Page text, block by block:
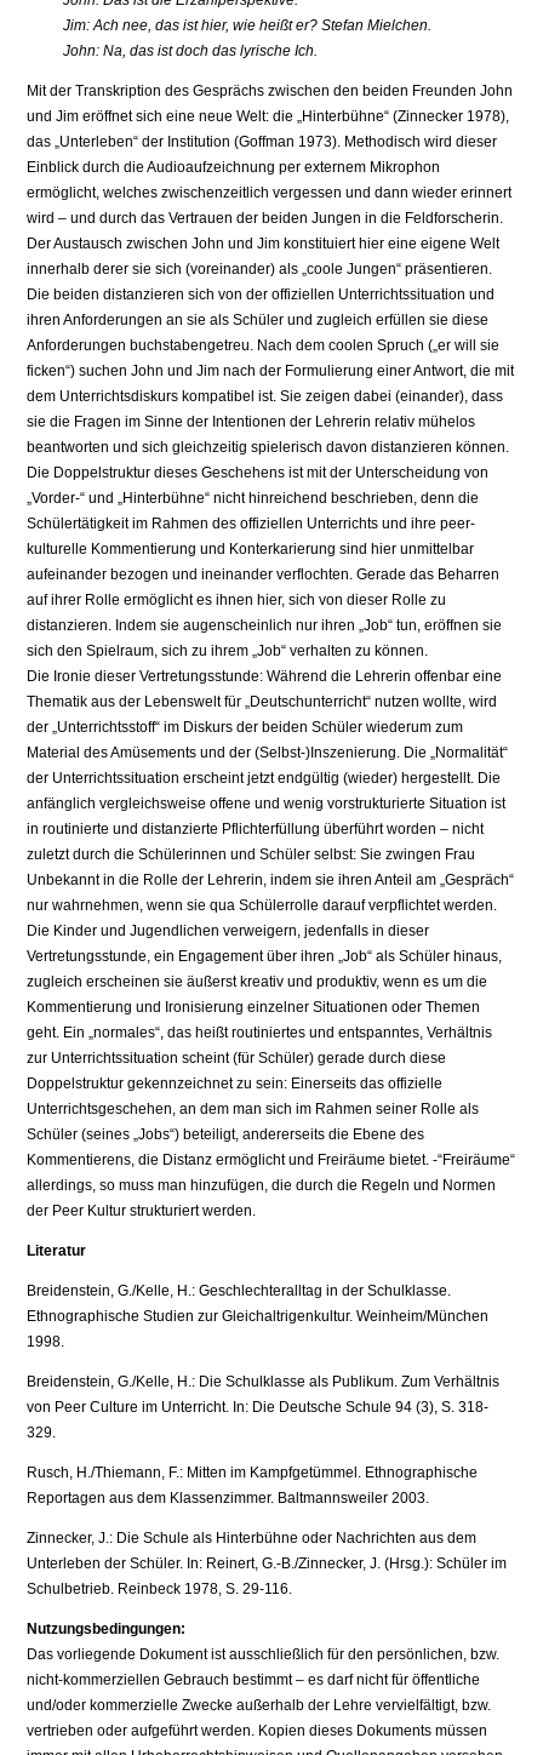
Jim: Ach nee, das ist hier, wie heißt er? Stefan Mielchen.
John: Na, das ist doch das lyrische Ich.
Mit der Transkription des Gesprächs zwischen den beiden Freunden John
und Jim eröffnet sich eine neue Welt: die „Hinterbühne“ (Zinnecker 1978),
das „Unterleben“ der Institution (Goffman 1973). Methodisch wird dieser
Einblick durch die Audioaufzeichnung per externem Mikrophon
ermöglicht, welches zwischenzeitlich vergessen und dann wieder erinnert
wird – und durch das Vertrauen der beiden Jungen in die Feldforscherin.
Der Austausch zwischen John und Jim konstituiert hier eine eigene Welt
innerhalb derer sie sich (voreinander) als „coole Jungen“ präsentieren.
Die beiden distanzieren sich von der offiziellen Unterrichtssituation und
ihren Anforderungen an sie als Schüler und zugleich erfüllen sie diese
Anforderungen buchstabengetreu. Nach dem coolen Spruch („er will sie
ficken“) suchen John und Jim nach der Formulierung einer Antwort, die mit
dem Unterrichtsdiskurs kompatibel ist. Sie zeigen dabei (einander), dass
sie die Fragen im Sinne der Intentionen der Lehrerin relativ mühelos
beantworten und sich gleichzeitig spielerisch davon distanzieren können.
Die Doppelstruktur dieses Geschehens ist mit der Unterscheidung von
„Vorder-“ und „Hinterbühne“ nicht hinreichend beschrieben, denn die
Schülertätigkeit im Rahmen des offiziellen Unterrichts und ihre peer-
kulturelle Kommentierung und Konterkarierung sind hier unmittelbar
aufeinander bezogen und ineinander verflochten. Gerade das Beharren
auf ihrer Rolle ermöglicht es ihnen hier, sich von dieser Rolle zu
distanzieren. Indem sie augenscheinlich nur ihren „Job“ tun, eröffnen sie
sich den Spielraum, sich zu ihrem „Job“ verhalten zu können.
Die Ironie dieser Vertretungsstunde: Während die Lehrerin offenbar eine
Thematik aus der Lebenswelt für „Deutschunterricht“ nutzen wollte, wird
der „Unterrichtsstoff“ im Diskurs der beiden Schüler wiederum zum
Material des Amüsements und der (Selbst-)Inszenierung. Die „Normalität“
der Unterrichtssituation erscheint jetzt endgültig (wieder) hergestellt. Die
anfänglich vergleichsweise offene und wenig vorstrukturierte Situation ist
in routinierte und distanzierte Pflichterfüllung überführt worden – nicht
zuletzt durch die Schülerinnen und Schüler selbst: Sie zwingen Frau
Unbekannt in die Rolle der Lehrerin, indem sie ihren Anteil am „Gespräch“
nur wahrnehmen, wenn sie qua Schülerrolle darauf verpflichtet werden.
Die Kinder und Jugendlichen verweigern, jedenfalls in dieser
Vertretungsstunde, ein Engagement über ihren „Job“ als Schüler hinaus,
zugleich erscheinen sie äußerst kreativ und produktiv, wenn es um die
Kommentierung und Ironisierung einzelner Situationen oder Themen
geht. Ein „normales“, das heißt routiniertes und entspanntes, Verhältnis
zur Unterrichtssituation scheint (für Schüler) gerade durch diese
Doppelstruktur gekennzeichnet zu sein: Einerseits das offizielle
Unterrichtsgeschehen, an dem man sich im Rahmen seiner Rolle als
Schüler (seines „Jobs“) beteiligt, andererseits die Ebene des
Kommentierens, die Distanz ermöglicht und Freiräume bietet. -“Freiräume“
allerdings, so muss man hinzufügen, die durch die Regeln und Normen
der Peer Kultur strukturiert werden.
Literatur
Breidenstein, G./Kelle, H.: Geschlechteralltag in der Schulklasse.
Ethnographische Studien zur Gleichaltrigenkultur. Weinheim/München
1998.
Breidenstein, G./Kelle, H.: Die Schulklasse als Publikum. Zum Verhältnis
von Peer Culture im Unterricht. In: Die Deutsche Schule 94 (3), S. 318-
329.
Rusch, H./Thiemann, F.: Mitten im Kampfgetümmel. Ethnographische
Reportagen aus dem Klassenzimmer. Baltmannsweiler 2003.
Zinnecker, J.: Die Schule als Hinterbühne oder Nachrichten aus dem
Unterleben der Schüler. In: Reinert, G.-B./Zinnecker, J. (Hrsg.): Schüler im
Schulbetrieb. Reinbeck 1978, S. 29-116.
Nutzungsbedingungen:
Das vorliegende Dokument ist ausschließlich für den persönlichen, bzw.
nicht-kommerziellen Gebrauch bestimmt – es darf nicht für öffentliche
und/oder kommerzielle Zwecke außerhalb der Lehre vervielfältigt, bzw.
vertrieben oder aufgeführt werden. Kopien dieses Dokuments müssen